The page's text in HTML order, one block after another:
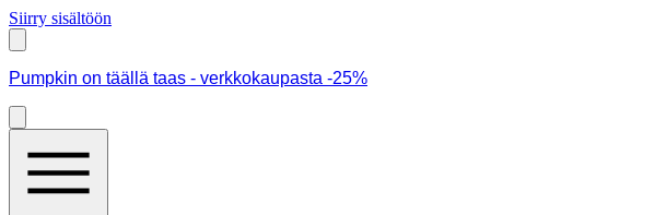
Siirry sisältöön
Pumpkin on täällä taas - verkkokaupasta -25%